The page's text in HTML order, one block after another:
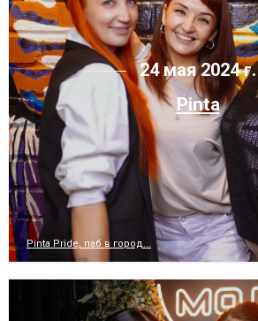
24 мая 2024 г.
Pinta
Pinta Pride, паб в город...